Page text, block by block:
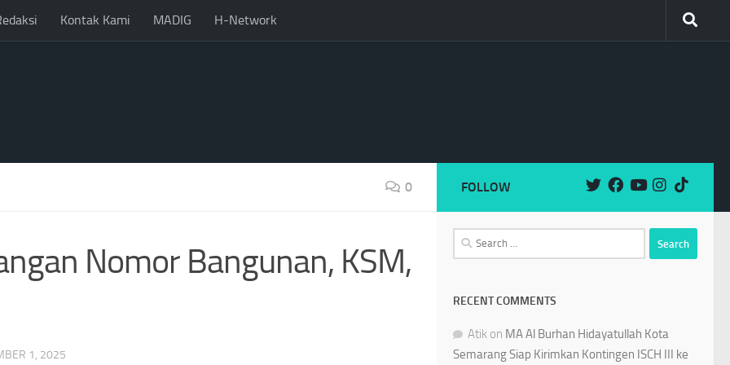
Kontak Kami MADIG H-Network
0
Nomor Bangunan, KSM,
1, 2025
FOLLOW
Search
for:
RECENT COMMENTS
Atik on MA Al Burhan Hidayatullah Kota
Semarang Siap Kirimkan Kontingen ISCH III ke